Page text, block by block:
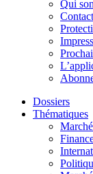
Qui
Contact
Dossiers
Thématiques